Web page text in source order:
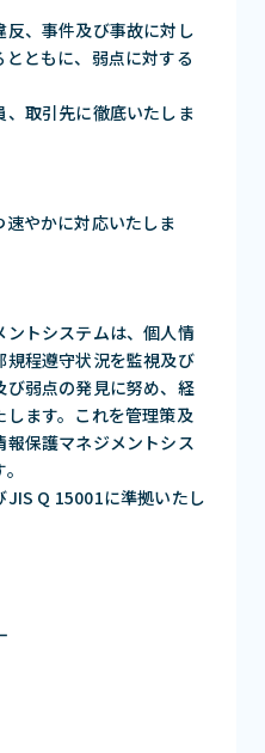
、事件及び事故に対し
ともに、弱点に対する
取引先に徹底いたしま
やかに対応いたしま
ントシステムは、個人情
程遵守状況を監視及び
弱点の発見に努め、経
ます。これを管理策及
保護マネジメントシス
Q 15001に準拠いたし